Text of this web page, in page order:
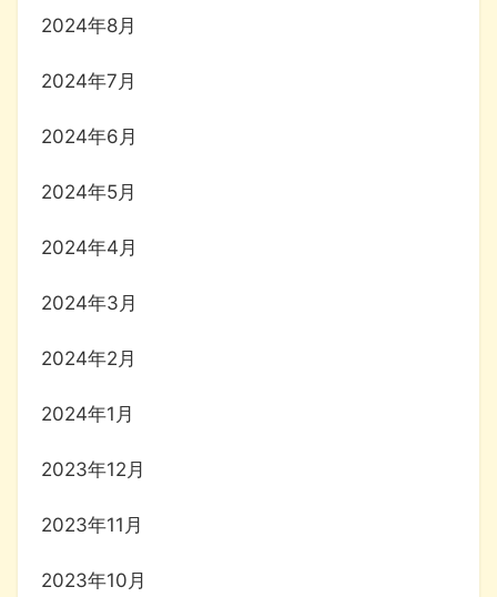
2024年8月
2024年7月
2024年6月
2024年5月
2024年4月
2024年3月
2024年2月
2024年1月
2023年12月
2023年11月
2023年10月